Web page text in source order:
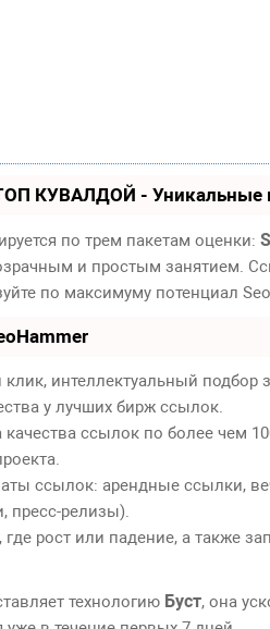
КУВАЛДОЙ - Уникальные
по трем пакетам оценки:
и простым занятием.
по максимуму потенциал
интеллектуальный подбор
у лучших бирж ссылок.
ссылок по более чем
ссылок: арендные ссылки,
пресс-релизы).
рост или падение, а также
технологию Буст, она